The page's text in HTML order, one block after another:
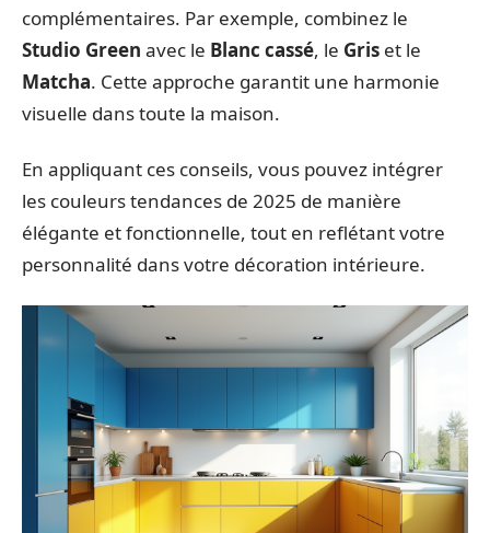
complémentaires. Par exemple, combinez le
Studio Green avec le Blanc cassé, le Gris et le
Matcha. Cette approche garantit une harmonie
visuelle dans toute la maison.
En appliquant ces conseils, vous pouvez intégrer
les couleurs tendances de 2025 de manière
élégante et fonctionnelle, tout en reflétant votre
personnalité dans votre décoration intérieure.